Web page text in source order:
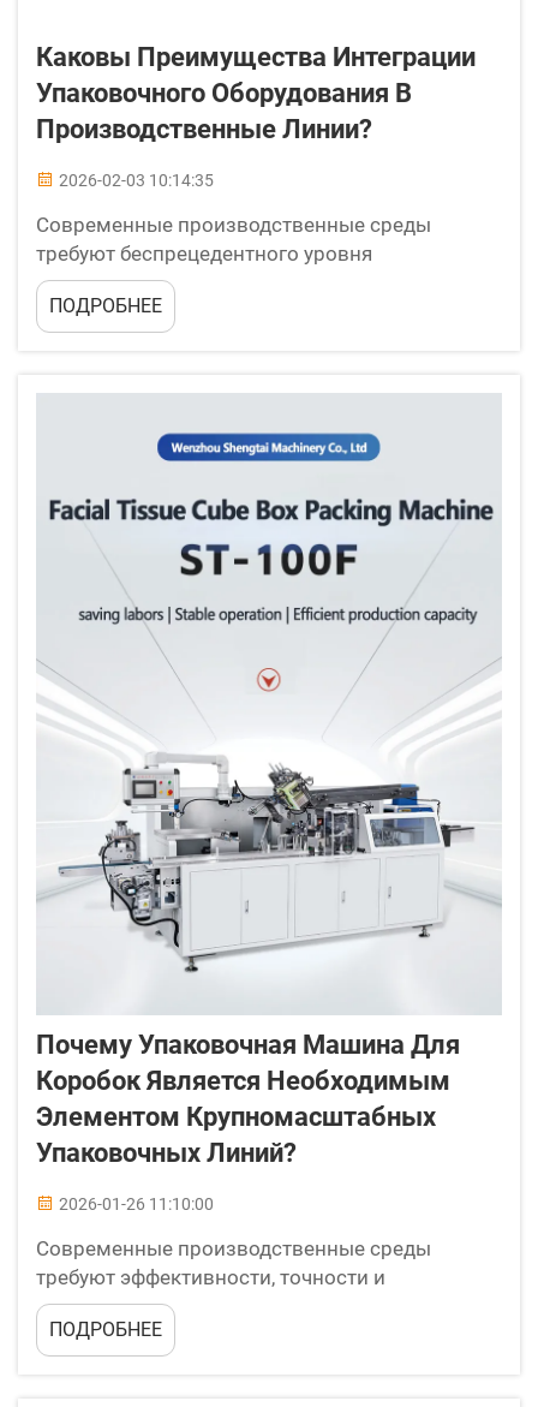
Каковы Преимущества Интеграции
Упаковочного Оборудования В
Производственные Линии?
2026-02-03 10:14:35
Современные производственные среды
требуют беспрецедентного уровня
эффективности, точности и масштабируемости
для сохранения конкурентоспособности на
сегодняшнем глобальном рынке. Интеграция
производственные линии стала
трансформационным...
ПОДРОБНЕЕ
Почему Упаковочная Машина Для
Коробок Является Необходимым
Элементом Крупномасштабных
Упаковочных Линий?
2026-01-26 11:10:00
Современные производственные среды
требуют эффективности, точности и
надежности во всех аспектах производства,
особенно в операциях упаковки. Машина для
упаковки в коробки представляет собой
ПОДРОБНЕЕ